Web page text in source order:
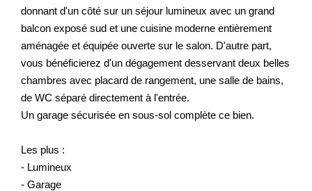
donnant d'un côté sur un séjour lumineux avec un grand
balcon exposé sud et une cuisine moderne entièrement
aménagée et équipée ouverte sur le salon. D'autre part,
vous bénéficierez d'un dégagement desservant deux belles
chambres avec placard de rangement, une salle de bains,
de WC séparé directement à l'entrée.
Un garage sécurisée en sous-sol complète ce bien.
Les plus :
- Lumineux
- Garage